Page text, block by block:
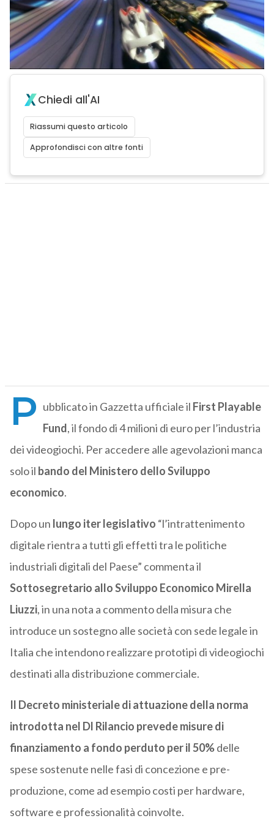
Chiedi all'AI
Riassumi questo articolo
Approfondisci con altre fonti
P ubblicato in Gazzetta ufficiale il First Playable
Fund, il fondo di 4 milioni di euro per l’industria
dei videogiochi. Per accedere alle agevolazioni manca
solo il bando del Ministero dello Sviluppo
economico.
Dopo un lungo iter legislativo “l’intrattenimento
digitale rientra a tutti gli effetti tra le politiche
industriali digitali del Paese” commenta il
Sottosegretario allo Sviluppo Economico Mirella
Liuzzi, in una nota a commento della misura che
introduce un sostegno alle società con sede legale in
Italia che intendono realizzare prototipi di videogiochi
destinati alla distribuzione commerciale.
Il Decreto ministeriale di attuazione della norma
introdotta nel Dl Rilancio prevede misure di
finanziamento a fondo perduto per il 50%delle
spese sostenute nelle fasi di concezione e pre-
produzione, come ad esempio costi per hardware,
software e professionalità coinvolte.